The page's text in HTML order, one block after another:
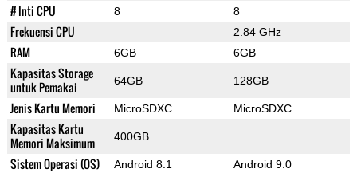
# Inti CPU 8 8
Frekuensi CPU 2.84 GHz
RAM 6GB 6GB
Kapasitas Storage
untuk Pemakai
64GB 128GB
Jenis Kartu Memori MicroSDXC MicroSDXC
Kapasitas Kartu
Memori Maksimum
400GB
Sistem Operasi (OS) Android 8.1 Android 9.0